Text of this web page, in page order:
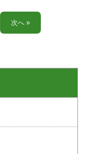
次へ »